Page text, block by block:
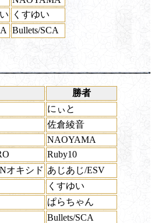
くすゆい
Bullets/SCA
勝者
にぃと
佐倉綾音
NAOYAMA
Ruby10
オキシド あじあじ/ESV
くすゆい
ぱらちゃん
Bullets/SCA